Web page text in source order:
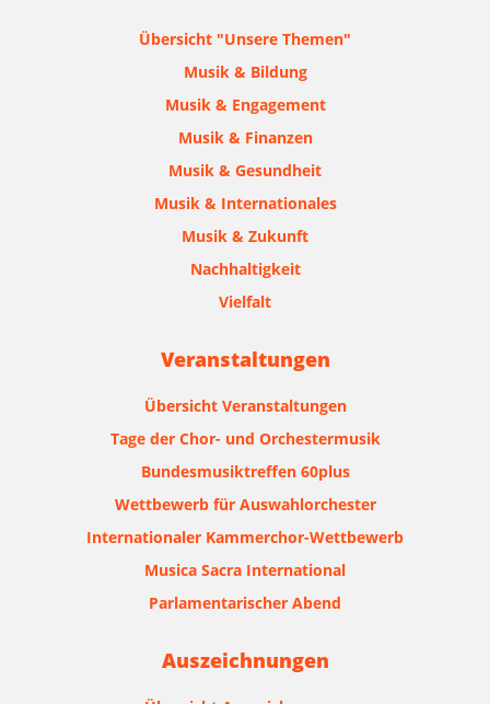
Übersicht "Unsere Themen"
Musik & Bildung
Musik & Engagement
Musik & Finanzen
Musik & Gesundheit
Musik & Internationales
Musik & Zukunft
Nachhaltigkeit
Vielfalt
Veranstaltungen
Übersicht Veranstaltungen
Tage der Chor- und Orchestermusik
Bundesmusiktreffen 60plus
Wettbewerb für Auswahlorchester
Internationaler Kammerchor-Wettbewerb
Musica Sacra International
Parlamentarischer Abend
Auszeichnungen